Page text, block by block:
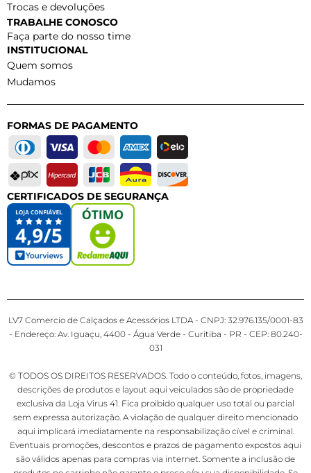
Trocas e devoluções
TRABALHE CONOSCO
Faça parte do nosso time
INSTITUCIONAL
Quem somos
Mudamos
FORMAS DE PAGAMENTO
CERTIFICADOS DE SEGURANÇA
LV7 Comercio de Calçados e Acessórios LTDA - CNPJ: 32.976.135/0001-83
- Endereço: Av. Iguaçu, 4400 - Água Verde - Curitiba - PR - CEP: 80.240-
031
© TODOS OS DIREITOS RESERVADOS. Todo o conteúdo, fotos, imagens,
descrições de produtos e layout aqui veiculados são de propriedade
exclusiva da Loja Virus 41. Fica proibido qualquer uso total ou parcial
sem expressa autorização. A violação de qualquer direito mencionado
aqui implicará imediatamente na responsabilização cível e criminal.
Eventuais promoções, descontos e prazos de pagamento expostos aqui
são válidos apenas para compras via internet. Somente a inclusão de